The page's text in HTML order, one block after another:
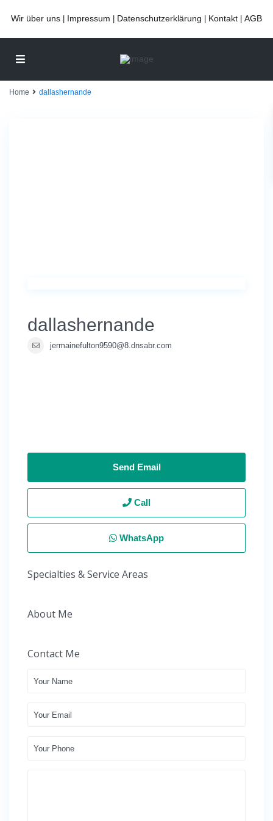
Wir über uns Impressum Datenschutzerklärung Kontakt AGB
Home dallashernande
dallashernande
jermainefulton9590@8.dnsabr.com
Send Email
Call
WhatsApp
Specialties & Service Areas
About Me
Contact Me